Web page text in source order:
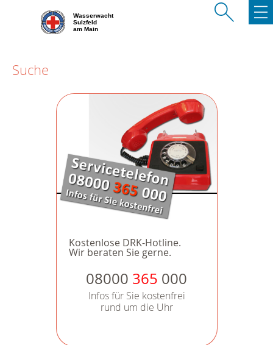
Wasserwacht
Sulzfeld
am Main
Suche
Kostenlose DRK-Hotline.
Wir beraten Sie gerne.
08000 365 000
Infos für Sie kostenfrei
rund um die Uhr